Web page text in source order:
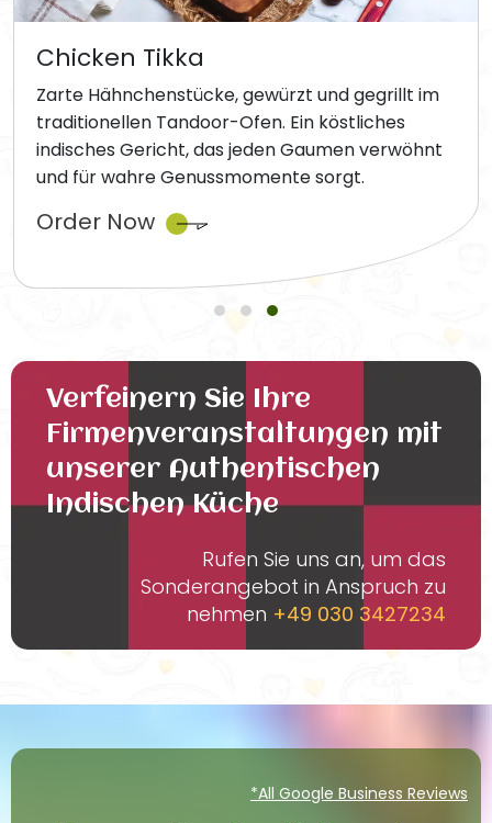
Chicken Tikka
Zarte Hähnchenstücke, gewürzt und gegrillt im
traditionellen Tandoor-Ofen. Ein köstliches
indisches Gericht, das jeden Gaumen verwöhnt
und für wahre Genussmomente sorgt.
Order Now
Verfeinern Sie Ihre
Firmenveranstaltungen mit
unserer Authentischen
Indischen Küche
Rufen Sie uns an, um das
Sonderangebot in Anspruch zu
nehmen +49 030 3427234
*All Google Business Reviews